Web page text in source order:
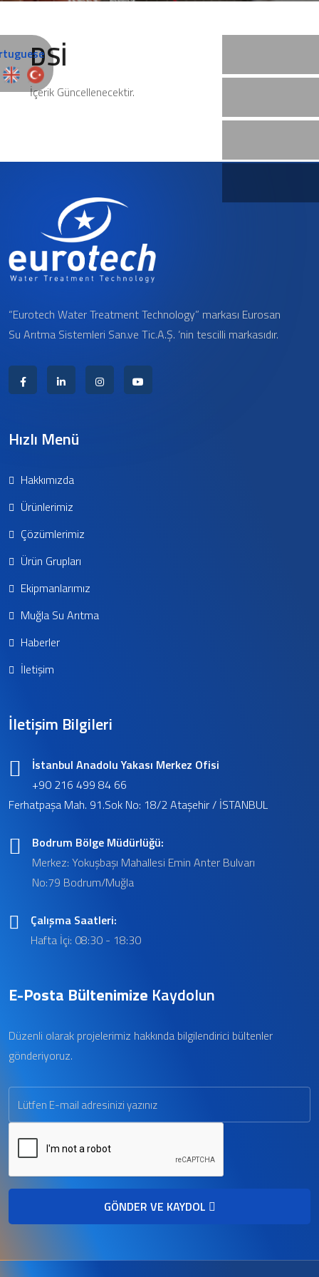
DSİ
İçerik Güncellenecektir.
“Eurotech Water Treatment Technology” markası Eurosan
Su Arıtma Sistemleri San.ve Tic.A.Ş. ‘nin tescilli markasıdır.
Hızlı Menü
Hakkımızda
Ürünlerimiz
Çözümlerimiz
Ürün Grupları
Ekipmanlarımız
Muğla Su Arıtma
Haberler
İletişim
İletişim Bilgileri
İstanbul Anadolu Yakası Merkez Ofisi
+90 216 499 84 66
Ferhatpaşa Mah. 91.Sok No: 18/2 Ataşehir / İSTANBUL
Bodrum Bölge Müdürlüğü:
Merkez: Yokuşbaşı Mahallesi Emin Anter Bulvarı
No:79 Bodrum/Muğla
Çalışma Saatleri:
Hafta İçi: 08:30 - 18:30
E-Posta Bültenimize Kaydolun
Düzenli olarak projelerimiz hakkında bilgilendirici bültenler
gönderiyoruz.
GÖNDER VE KAYDOL